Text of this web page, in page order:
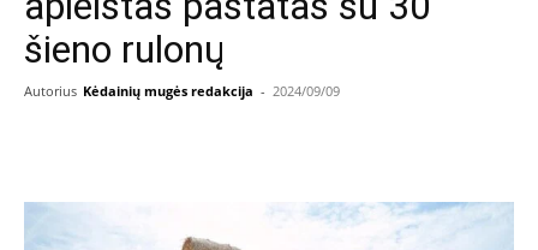
šieno rulonų
Autorius Kėdainių mugės redakcija - 2024/09/09